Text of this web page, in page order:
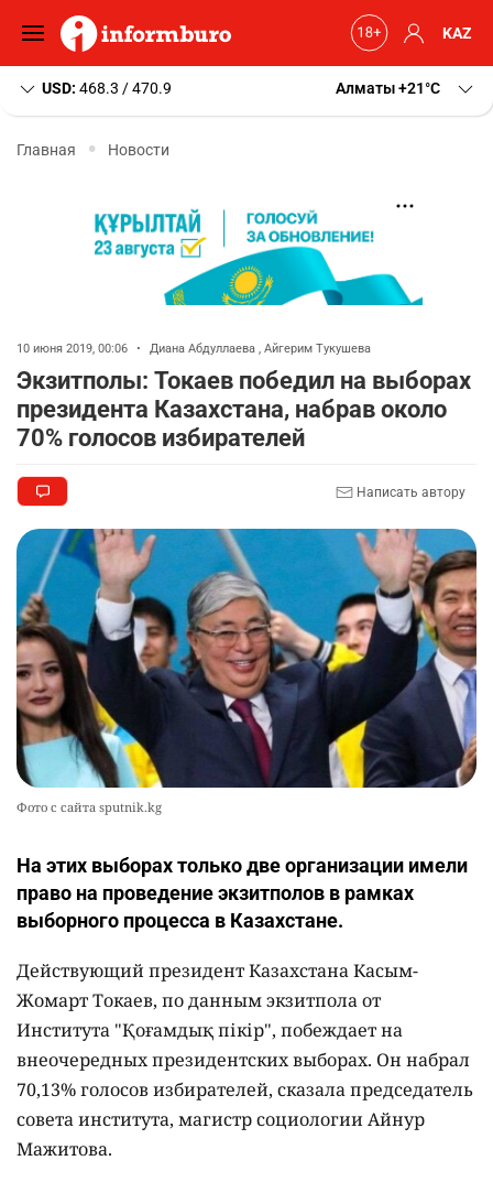
KAZ
USD: 468.3 / 470.9 Алматы+21 C
Главная Новости
10 июня 2019, 00:06 • Диана Абдуллаева , Айгерим Тукушева
Экзитполы: Токаев победил на выборах
президента Казахстана, набрав около
70% голосов избирателей
Написать автору
Фото с сайта sputnik.kg
На этих выборах только две организации имели
право на проведение экзитполов в рамках
выборного процесса в Казахстане.
Действующий президент Казахстана Касым-
Жомарт Токаев, по данным экзитпола от
Института "Қоғамдық пікір", побеждает на
внеочередных президентских выборах. Он набрал
70,13% голосов избирателей, сказала председатель
совета института, магистр социологии Айнур
Мажитова.